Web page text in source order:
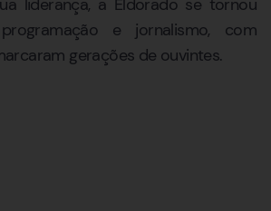
liderança, a Eldorado se tornou
e jornalismo, com
gerações de ouvintes.